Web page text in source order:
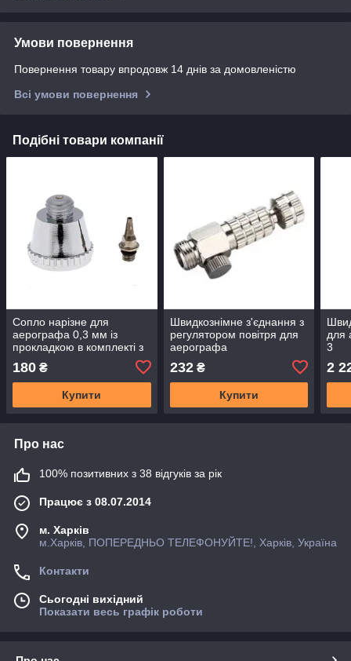
Умови повернення
Повернення товару впродовж 14 днів за домовленістю
Всі умови повернення
Подібні товари компанії
Сопло нарізне для
аерографа 0,3 мм із
прокладкою в комплекті з
180 ₴
Купити
Швидкознімне з'єднання з
регулятором повітря для
аерографа
232₴
Купити
для
3
2
Про нас
100% позитивних з 38 відгуків за рік
Працює з 08.07.2014
м. Харків
м.Харків, ПОПЕРЕДНЬО ТЕЛЕФОНУЙТЕ!, Харків, Україна
Контакти
Сьогодні вихідний
Показати весь графік роботи